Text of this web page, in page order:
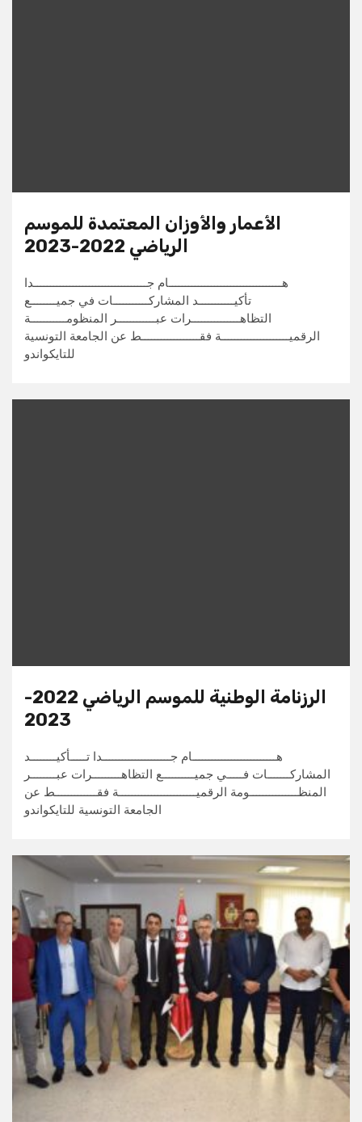
الأعمار والأوزان المعتمدة للموسم
الرياضي 2022-2023
هـــــــــــــــــــــــــــــــــــام جـــــــــــــــــــــــــــــــــــدا
تأكيـــــــــــد المشاركـــــــــــات في جميــــــــع
التظاهـــــــــــــــرات عبــــــــــــر المنظومـــــــــــة
الرقميـــــــــــــــــــــة فقــــــــــــــــــط عن الجامعة التونسية
للتايكواندو
الرزنامة الوطنية للموسم الرياضي 2022-
2023
هــــــــــــــــــــــــــام جـــــــــــــــــــــدا تـــــأكيــــــــد
المشاركـــــــات فـــــي جميــــــــــع التظاهـــــــــرات عبــــــــر
المنظـــــــــــــــومة الرقميــــــــــــــــــــــــة فقـــــــــــــط عن
الجامعة التونسية للتايكواندو